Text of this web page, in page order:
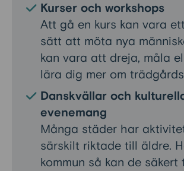
Kurser och workshops
Att gå en kurs kan vara
sätt att möta nya
kan vara att dreja, måla
lära dig mer om
Danskvällar och
evenemang
Många städer har
särskilt riktade till äldre.
kommun så kan de